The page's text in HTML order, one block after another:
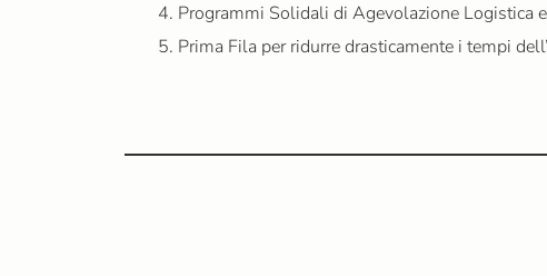
Programmi Solidali di Agevolazione Logistica
Prima Fila per ridurre drasticamente i tempi